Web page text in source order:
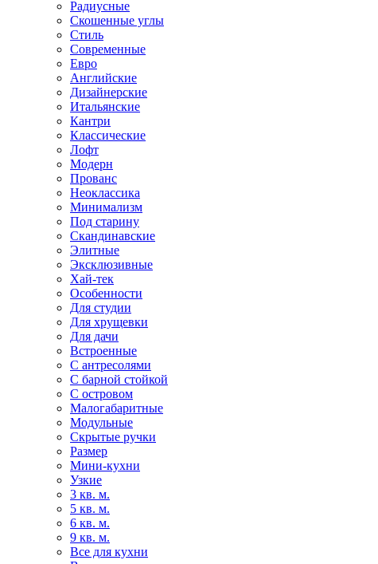
Радиусные
Скошенные углы
Стиль
Современные
Евро
Английские
Дизайнерские
Итальянские
Кантри
Классические
Лофт
Модерн
Прованс
Неоклассика
Минимализм
Под старину
Скандинавские
Элитные
Эксклюзивные
Хай-тек
Особенности
Для студии
Для хрущевки
Для дачи
Встроенные
С антресолями
С барной стойкой
С островом
Малогабаритные
Модульные
Скрытые ручки
Размер
Мини-кухни
Узкие
3 кв. м.
5 кв. м.
6 кв. м.
9 кв. м.
Все для кухни